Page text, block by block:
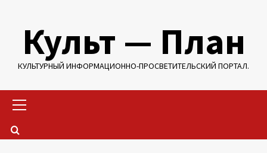
содержимому
Культ — План
КУЛЬТУРНЫЙ ИНФОРМАЦИОННО-ПРОСВЕТИТЕЛЬСКИЙ ПОРТАЛ.
меню